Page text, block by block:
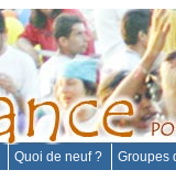
Quoi de neuf ? Groupes